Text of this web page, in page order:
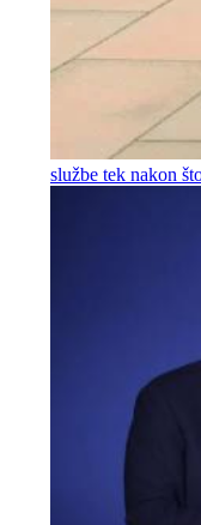
službe tek nakon